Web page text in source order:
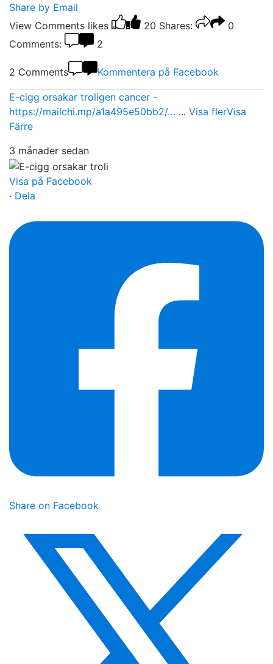
Share by Email
View Comments likes 20 Shares:
0
Comments:
2
2 Comments Kommentera på Facebook
E-cigg orsakar troligen cancer -
https://mailchi.mp/a1a495e50bb2/… ... Visa flerVisa
Färre
3 månader sedan
Visa på Facebook
· Dela
Share on Facebook